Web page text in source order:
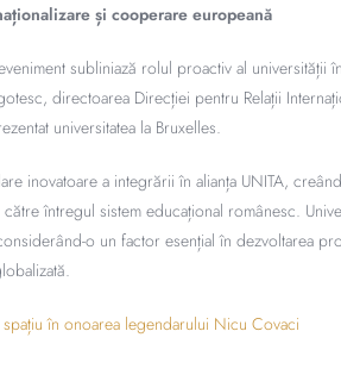
și cooperare europeană
subliniază rolul proactiv al universității
directoarea Direcției pentru Relații
universitatea la Bruxelles.
inovatoare a integrării în alianța UNITA,
întregul sistem educațional românesc.
o un factor esențial în dezvoltarea
în onoarea legendarului Nicu Covaci